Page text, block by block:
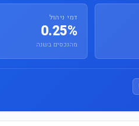
דמי ניהול
0.25%
מהנכסים בשנה